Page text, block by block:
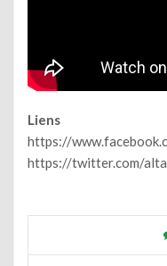
Liens
https://
https://twitter.com/